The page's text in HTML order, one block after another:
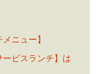
ニュー】
ービスランチ】は